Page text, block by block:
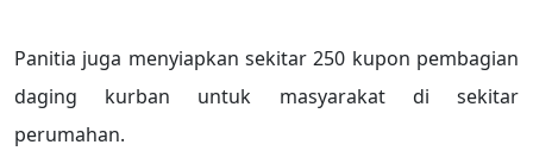
Panitia juga menyiapkan sekitar 250 kupon pembagian
daging kurban untuk masyarakat di sekitar
perumahan.